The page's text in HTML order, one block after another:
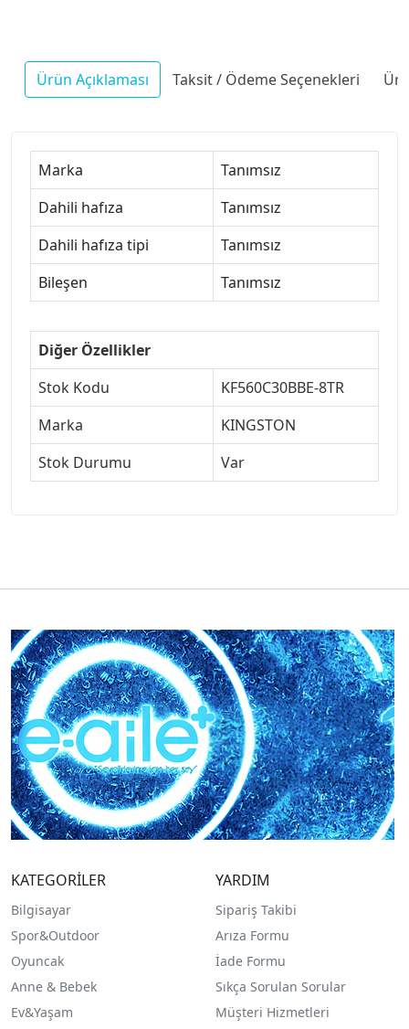
Ürün Açıklaması Taksit / Ödeme Seçenekleri
Marka
Tanımsız
Dahili hafıza
Tanımsız
Dahili hafıza tipi
Tanımsız
Bileşen
Tanımsız
Diğer Özellikler
Stok Kodu
KF560C30BBE-8TR
Marka
KINGSTON
Stok Durumu
Var
KATEGORİLER
Bilgisayar
Spor&Outdoor
Oyuncak
Anne & Bebek
Ev&Yaşam
YARDIM
Sipariş Takibi
Arıza Formu
İade Formu
Sıkça Sorulan Sorular
Müşteri Hizmetleri